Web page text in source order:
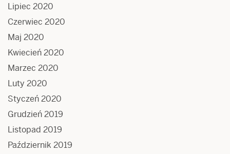
Lipiec 2020
Czerwiec 2020
Maj 2020
Kwiecień 2020
Marzec 2020
Luty 2020
Styczeń 2020
Grudzień 2019
Listopad 2019
Październik 2019